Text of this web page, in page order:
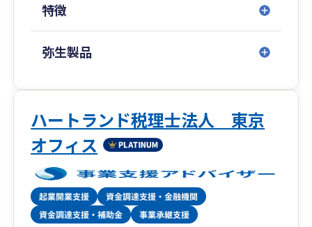
入支援」「大企業の税務顧問」などを得意として
おり、中でも資金調達は、社会保険労務士法人併
設のため、融資や補助金から助成金までワンスト
相続対策、事業承継などの特殊業務まで、経営に
関わることであれば何でもお気軽にご相談くださ
い。
特徴
弥生製品
ハートランド税理士法人 東京
オフィス